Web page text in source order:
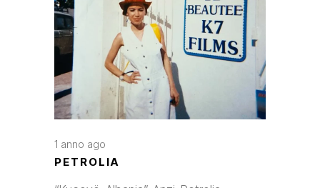
1 anno ago
PETROLIA